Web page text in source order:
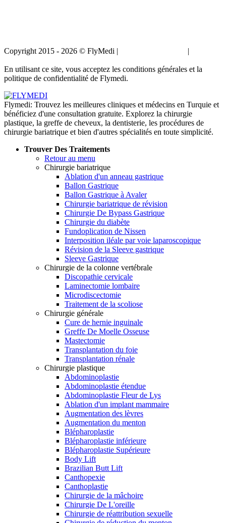
Copyright 2015 - 2026 © FlyMedi | |
En utilisant ce site, vous acceptez les conditions générales et la
politique de confidentialité de Flymedi.
Flymedi: Trouvez les meilleures cliniques et médecins en Turquie et
bénéficiez d'une consultation gratuite. Explorez la chirurgie
plastique, la greffe de cheveux, la dentisterie, les procédures de
chirurgie bariatrique et bien d'autres spécialités en toute simplicité.
Trouver Des Traitements
Retour au menu
Chirurgie bariatrique
Ablation d'un anneau gastrique
Ballon Gastrique
Ballon Gastrique à Avaler
Chirurgie bariatrique de révision
Chirurgie De Bypass Gastrique
Chirurgie du diabète
Fundoplication de Nissen
Interposition iléale par voie laparoscopique
Révision de la Sleeve gastrique
Sleeve Gastrique
Chirurgie de la colonne vertébrale
Discopathie cervicale
Laminectomie lombaire
Microdiscectomie
Traitement de la scoliose
Chirurgie générale
Cure de hernie inguinale
Greffe De Moelle Osseuse
Mastectomie
Transplantation du foie
Transplantation rénale
Chirurgie plastique
Abdominoplastie
Abdominoplastie étendue
Abdominoplastie Fleur de Lys
Ablation d'un implant mammaire
Augmentation des lèvres
Augmentation du menton
Blépharoplastie
Blépharoplastie inférieure
Blépharoplastie Supérieure
Body Lift
Brazilian Butt Lift
Canthopexie
Canthoplastie
Chirurgie de la mâchoire
Chirurgie De L'oreille
Chirurgie de réattribution sexuelle